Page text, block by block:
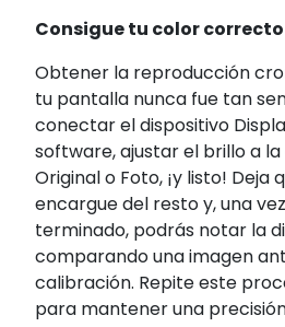
Consigue tu color
Obtener la reproducción
tu pantalla nunca fue tan
conectar el dispositivo
software, ajustar el brillo a
Original o Foto, ¡y listo! Deja
encargue del resto y, una
terminado, podrás notar la
comparando una imagen
calibración. Repite este
para mantener una